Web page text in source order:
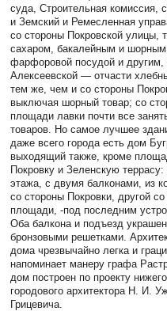
суда, Строительная комиссия,
и Земский и Ремесленная
со стороны Покровской улицы,
сахаром, бакалейным и шорным
фарфоровой посудой и другим,
Алексеевской — отчасти
тем же, чем и со стороны
выключая шорный товар; со
площади лавки почти все
товаров. Но самое лучшее
даже всего города есть дом
выходящий также, кроме
Покровку и Зеленскую террасу:
этажа, с двумя балконами, из
со стороны Покровки, другой
площади, -под последним
Оба балкона и подъезд
бронзовыми решетками.
дома чрезвычайно легка и
напоминает манеру графа
дом построен по проекту
городового архитектора Н. И.
Грицевича.